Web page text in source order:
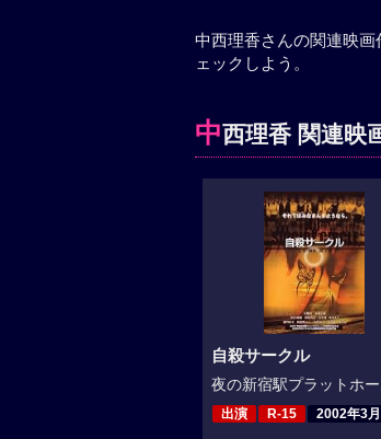
中西理香さんの関連映
ェックしよう。
中西理香 関連映
自殺サークル
夜の新宿駅プラットホ
出演 R-15 2002年3